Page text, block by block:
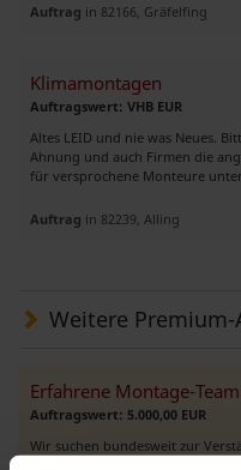
Auftrag in 82166, Gräfelfing
Klimamontagen
Auftragswert: VHB EUR
Altes LEID und nie was Neues.
Ahnung und auch Firmen die
für versprochene Monteure
Auftrag in 82239, Alling
Weitere
Erfahrene Montage-
Auftragswert: 5.000,00 EUR
Wir suchen bundesweit zur